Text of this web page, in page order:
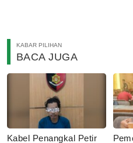
KABAR PILIHAN
BACA JUGA
Kabel Penangkal Petir